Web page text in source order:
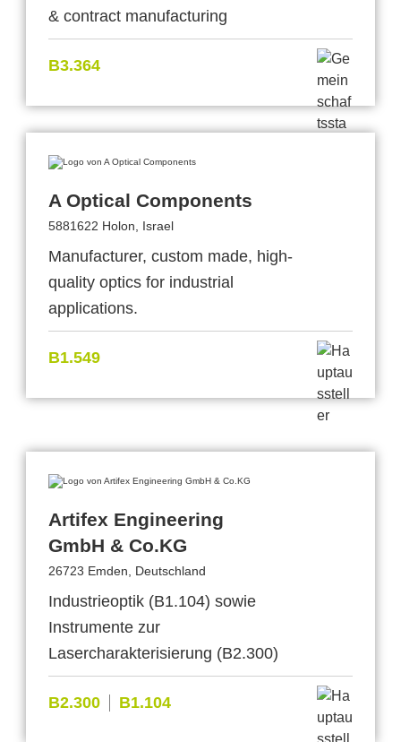
& contract manufacturing
B3.364
A Optical Components
5881622 Holon, Israel
‎Manufacturer, custom made, high-
quality optics for industrial
‎applications.
B1.549
Artifex Engineering
GmbH & Co.KG
26723 Emden, Deutschland
Industrieoptik (B1.104) sowie
Instrumente zur
Lasercharakterisierung (B2.300)
B2.300 B1.104